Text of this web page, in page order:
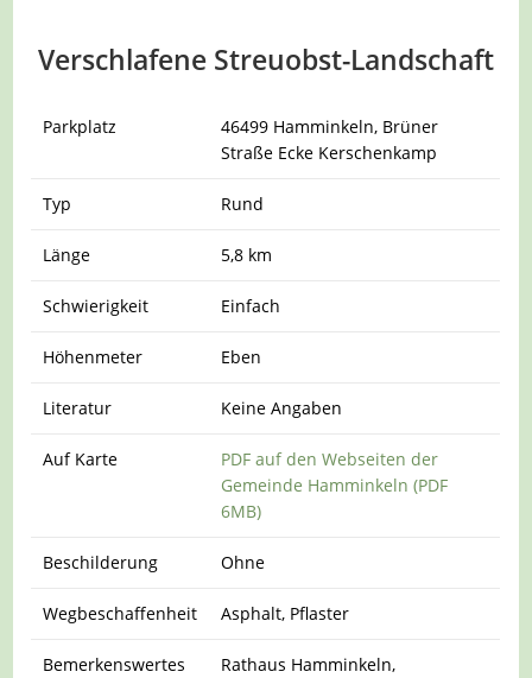
Verschlafene Streuobst-Landschaft
Parkplatz
46499 Hamminkeln, Brüner
Straße Ecke Kerschenkamp
Typ Rund
Länge 5,8 km
Schwierigkeit Einfach
Höhenmeter Eben
Literatur Keine Angaben
Auf Karte
PDF auf den Webseiten der
Gemeinde Hamminkeln (PDF
6MB)
Beschilderung Ohne
Wegbeschaffenheit Asphalt, Pflaster
Bemerkenswertes
Rathaus Hamminkeln,